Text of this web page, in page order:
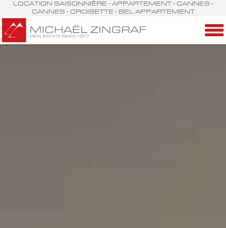
LOCATION SAISONNIÈRE - APPARTEMENT - CANNES -
CANNES - CROISETTE - BEL APPARTEMENT